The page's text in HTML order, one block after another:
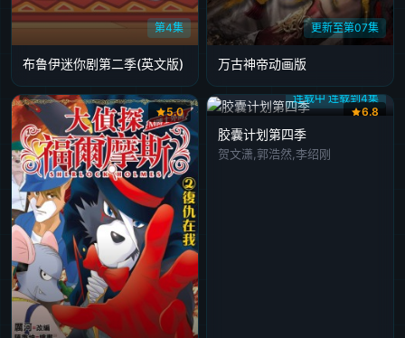
第4集
布鲁伊迷你剧第二季(英文版)
更新至第07集
万古神帝动画版
5.0
连载中 连载到4集
6.8
胶囊计划第四季
贺文潇,郭浩然,李绍刚